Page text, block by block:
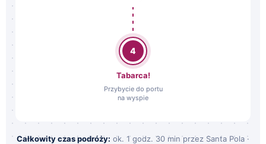
4
Tabarca!
Przybycie do portu
na wyspie
Całkowity czas podróży: ok. 1 godz. 30 min przez Santa Pola ·